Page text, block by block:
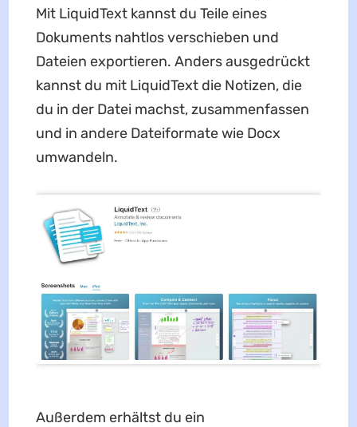
Mit LiquidText kannst du Teile eines
Dokuments nahtlos verschieben und
Dateien exportieren. Anders ausgedrückt
kannst du mit LiquidText die Notizen, die
du in der Datei machst, zusammenfassen
und in andere Dateiformate wie Docx
umwandeln.
Außerdem erhältst du ein